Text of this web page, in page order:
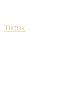
Tiktok